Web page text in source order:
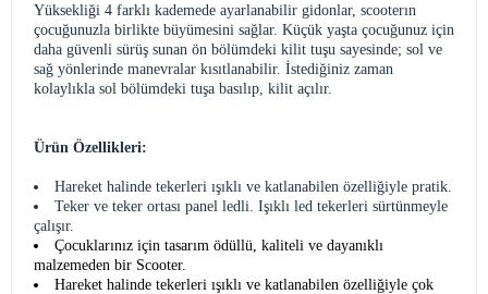
Yüksekliği 4 farklı kademede ayarlanabilir gidonlar, scooterın
çocuğunuzla birlikte büyümesini sağlar. Küçük yaşta çocuğunuz için
daha güvenli sürüş sunan ön bölümdeki kilit tuşu sayesinde; sol ve
sağ yönlerinde manevralar kısıtlanabilir. İstediğiniz zaman
kolaylıkla sol bölümdeki tuşa basılıp, kilit açılır.
Ürün Özellikleri:
Hareket halinde tekerleri ışıklı ve katlanabilen özelliğiyle pratik.
Teker ve teker ortası panel ledli. Işıklı led tekerleri sürtünmeyle
çalışır.
Çocuklarınız için tasarım ödüllü, kaliteli ve dayanıklı
malzemeden bir Scooter.
Hareket halinde tekerleri ışıklı ve katlanabilen özelliğiyle çok